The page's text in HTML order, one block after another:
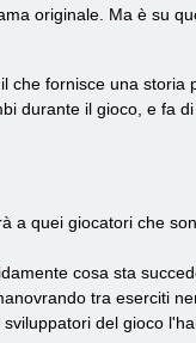
originale. Ma è su
fornisce una
durante il gioco, e fa
a quei giocatori che
cosa sta
tra eserciti
del gioco